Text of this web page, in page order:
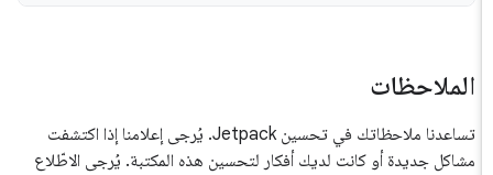
الملاحظات
تساعدنا ملاحظاتك في تحسين Jetpack. يُرجى إعلامنا إذا اكتشفت
مشاكل جديدة أو كانت لديك أفكار لتحسين هذه المكتبة. يُرجى الاطّلاع